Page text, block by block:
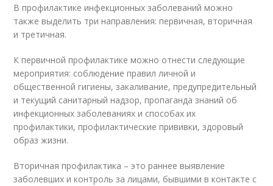
В профилактике инфекционных заболеваний можно
также выделить три направления: первичная, вторичная
и третичная.
К первичной профилактике можно отнести следующие
мероприятия: соблюдение правил личной и
общественной гигиены, закаливание, предупредительный
и текущий санитарный надзор, пропаганда знаний об
инфекционных заболеваниях и способах их
профилактики, профилактические прививки, здоровый
образ жизни.
Вторичная профилактика – это раннее выявление
заболевших и контроль за лицами, бывшими в контакте с